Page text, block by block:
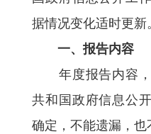
据情况变化适时更新
一、报告内容
年度报告内容，
共和国政府信息公
确定，不能遗漏，也